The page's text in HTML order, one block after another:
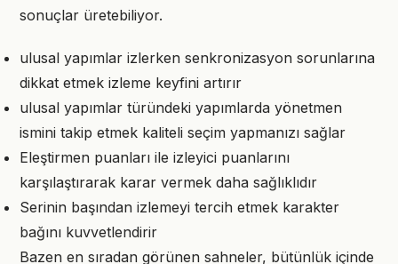
sonuçlar üretebiliyor.
ulusal yapımlar izlerken senkronizasyon sorunlarına
dikkat etmek izleme keyfini artırır
ulusal yapımlar türündeki yapımlarda yönetmen
ismini takip etmek kaliteli seçim yapmanızı sağlar
Eleştirmen puanları ile izleyici puanlarını
karşılaştırarak karar vermek daha sağlıklıdır
Serinin başından izlemeyi tercih etmek karakter
bağını kuvvetlendirir
Bazen en sıradan görünen sahneler, bütünlük içinde